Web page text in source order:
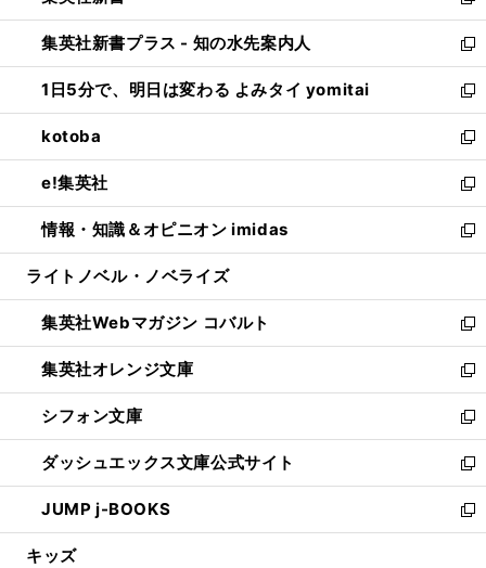
開
く
ン
ド
ウ
で
開
く
ウ
ィ
ン
ド
ウ
で
開
く
し
い
ウ
ィ
ン
ド
ウ
で
開
く
集英社新書プラス - 知の水先案内人
新
し
い
ウ
ィ
ン
ド
ウ
で
開
1日5分で、明日は変わる よみタイ yomitai
新
し
い
ウ
ィ
ン
ド
ウ
開
く
kotoba
新
し
い
ウ
ィ
ン
ウ
で
開
く
e!集英社
新
し
い
ウ
ン
ド
ウ
で
開
く
情報・知識＆オピニオン imidas
新
し
ウ
ィ
ン
ド
ウ
で
開
く
ライトノベル・ノベライズ
集英社Webマガジン コバルト
新
し
い
ウ
ィ
ン
ド
ウ
で
開
集英社オレンジ文庫
新
し
い
ウ
ィ
ン
ド
ウ
シフォン文庫
新
し
い
ウ
ィ
ン
ダッシュエックス文庫公式サイト
新
し
い
ウ
JUMP j-BOOKS
新
し
キッズ